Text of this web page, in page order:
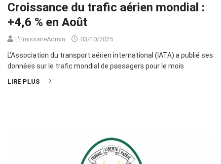
Croissance du trafic aérien mondial :
+4,6 % en Août
L'EmissaireAdmin 03/10/2025
L’Association du transport aérien international (IATA) a publié ses
données sur le trafic mondial de passagers pour le mois
LIRE PLUS